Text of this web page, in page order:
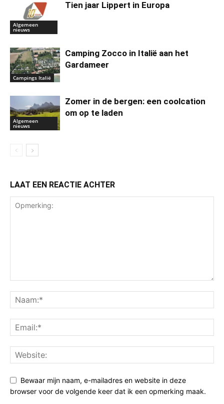
Algemeen
nieuws
Tien jaar Lippert in Europa
Campings Italië
Camping Zocco in Italië aan het
Gardameer
Algemeen
nieuws
Zomer in de bergen: een coolcation
om op te laden
LAAT EEN REACTIE ACHTER
Bewaar mijn naam, e-mailadres en website in deze
browser voor de volgende keer dat ik een opmerking maak.